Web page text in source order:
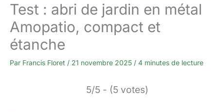
Test : abri de jardin en métal
Amopatio, compact et
étanche
Par Francis Floret / 21 novembre 2025 / 4 minutes de lecture
5/5 - (5 votes)